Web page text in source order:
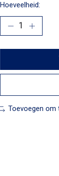
Hoeveelheid:
Toevoegen om